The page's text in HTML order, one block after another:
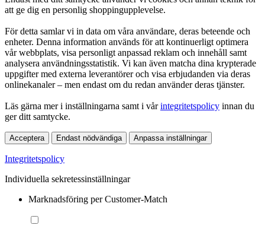
att ge dig en personlig shoppingupplevelse.
För detta samlar vi in data om våra användare, deras beteende och
enheter. Denna information används för att kontinuerligt optimera
vår webbplats, visa personligt anpassad reklam och innehåll samt
analysera användningsstatistik. Vi kan även matcha dina krypterade
uppgifter med externa leverantörer och visa erbjudanden via deras
onlinekanaler – men endast om du redan använder deras tjänster.
Läs gärna mer i inställningarna samt i vårintegritetspolicy innan du
ger ditt samtycke.
Acceptera Endast nödvändiga Anpassa inställningar
Integritetspolicy
Individuella sekretessinställningar
Marknadsföring per Customer-Match